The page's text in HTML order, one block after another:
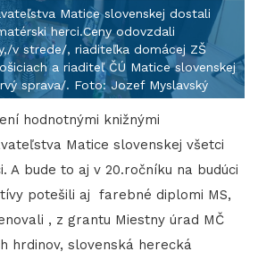
Matice slovenskej dostali
herci.Ceny odovzdali
v strede/, riaditeľka domácej ZŠ
a riaditeľ ČÚ Matice slovenskej
sprava/. Foto: Jozef Myslavský
hodnotnými knižnými
Matice slovenskej všetci
A bude to aj v 20.ročníku na budúci
potešili aj farebné diplomi MS,
, z grantu Miestny úrad MČ
hrdinov, slovenská herecká